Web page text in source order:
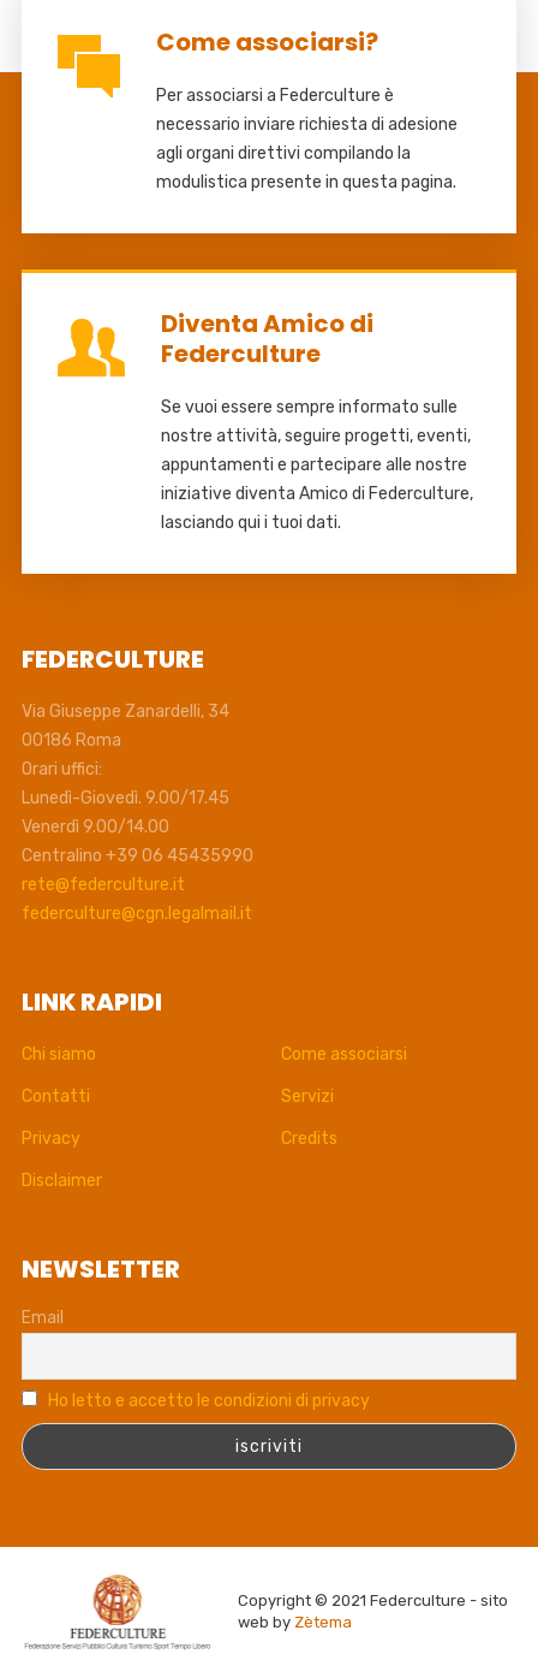
Come associarsi?
Per associarsi a Federculture è
necessario inviare richiesta di adesione
agli organi direttivi compilando la
modulistica presente in questa pagina.
Diventa Amico di
Federculture
Se vuoi essere sempre informato sulle
nostre attività, seguire progetti, eventi,
appuntamenti e partecipare alle nostre
iniziative diventa Amico di Federculture,
lasciando qui i tuoi dati.
FEDERCULTURE
Via Giuseppe Zanardelli, 34
00186 Roma
Orari uffici:
Lunedì-Giovedì. 9.00/17.45
Venerdì 9.00/14.00
Centralino +39 06 45435990
rete@federculture.it
federculture@cgn.legalmail.it
LINK RAPIDI
Chi siamo Come associarsi
Contatti Servizi
Privacy Credits
Disclaimer
NEWSLETTER
Email
Ho letto e accetto le condizioni di privacy
Copyright © 2021 Federculture - sito
web by Zètema